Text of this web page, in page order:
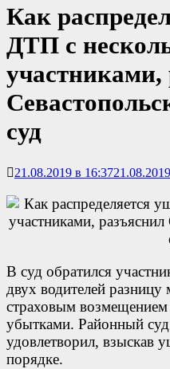
Как
ДТП с
участниками,
суд
21.08.2019 в 16:37
В суд обратился
двух водителей
страховым
убытками. Районный
удовлетворил, взыскав
порядке.